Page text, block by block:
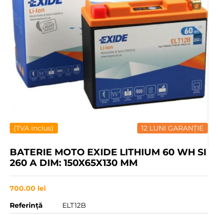
12 LUNI GARANȚIE
(TVA inclus)
BATERIE MOTO EXIDE LITHIUM 60 WH SI
260 A DIM: 150X65X130 MM
700.00 lei
Referință
ELT12B